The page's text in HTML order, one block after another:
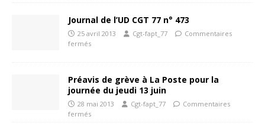
Journal de l’UD CGT 77 n° 473
25 avril 2013 Cgt-fapt_77
Commentaires
fermés
Préavis de grève à La Poste pour la
journée du jeudi 13 juin
28 mai 2013 Cgt-fapt_77
Commentaires
fermés